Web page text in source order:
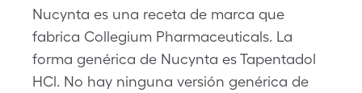
Nucynta es una receta de marca que
fabrica Collegium Pharmaceuticals. La
forma genérica de Nucynta es Tapentadol
HCl. No hay ninguna versión genérica de